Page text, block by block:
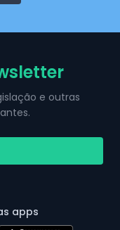
e outras
apps